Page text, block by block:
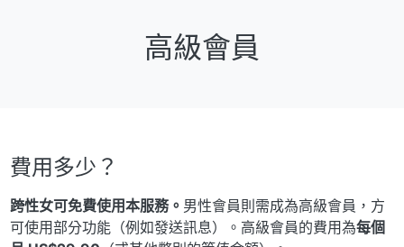
高級會員
費用多少？
跨性女可免費使用本服務。 男性會員則需成為高級會員，方
可使用部分功能（例如發送訊息）。高級會員的費用為每個